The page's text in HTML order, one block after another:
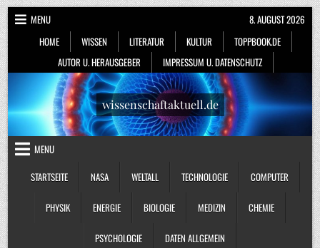
Skip
to
content
MENU
HOME
WISSEN LITERATUR KULTUR
TOPPBOOK.DE
AUTOR U. HERAUSGEBER
IMPRESSUM U. DATENSCHUTZ
8. AUGUST 2026
wissenschaftaktuell.de
MENU
STARTSEITE
NASA WELTALL TECHNOLOGIE COMPUTER
PHYSIK ENERGIE BIOLOGIE MEDIZIN CHEMIE
PSYCHOLOGIE DATEN ALLGEMEIN